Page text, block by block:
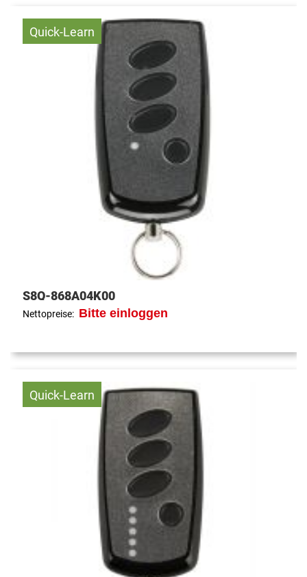
Quick-Learn
S8Q-868A04K00
Nettopreise: Bitte einloggen
Quick-Learn